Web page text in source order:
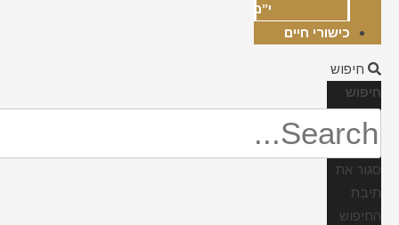
י”ב
כישורי חיים
חיפוש
חיפוש
סגור את
תיבת
החיפוש